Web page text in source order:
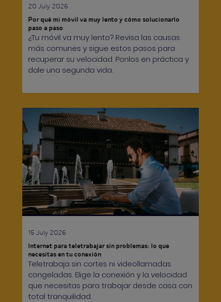
20 July 2026
Por qué mi móvil va muy lento y cómo solucionarlo
paso a paso
¿Tu móvil va muy lento? Revisa las causas
más comunes y sigue estos pasos para
recuperar su velocidad. Ponlos en práctica y
dale una segunda vida.
15 July 2026
Internet para teletrabajar sin problemas: lo que
necesitas en tu conexión
Teletrabaja sin cortes ni videollamadas
congeladas. Elige la conexión y la velocidad
que necesitas para trabajar desde casa con
total tranquilidad.